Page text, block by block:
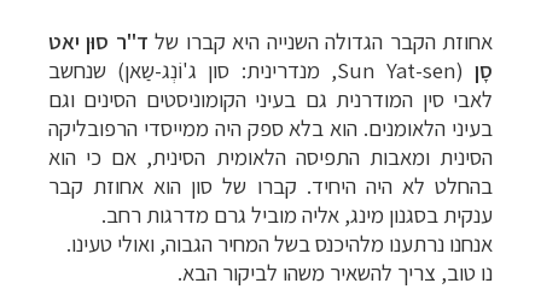
אחוזת הקבר הגדולה השנייה היא קברו של ד"ר סוּן יאט
סָן(
Sun Yat-sen,
מנדרינית: סון ג'וֹנְג-שַאן) שנחשב
לאבי סין המודרנית גם בעיני הקומוניסטים הסינים וגם
בעיני הלאומנים. הוא בלא ספק היה ממייסדי הרפובליקה
הסינית ומאבות התפיסה הלאומית הסינית, אם כי הוא
בהחלט לא היה היחיד. קברו של סון הוא אחוזת קבר
ענקית בסגנון מינג, אליה מוביל גרם מדרגות רחב.
אנחנו נרתענו מלהיכנס בשל המחיר הגבוה, ואולי טעינו.
נו טוב, צריך להשאיר משהו לביקור הבא.